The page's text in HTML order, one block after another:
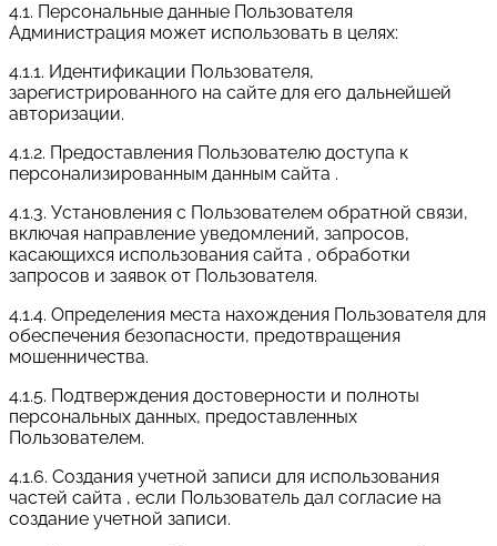
4.1. Персональные данные Пользователя
Администрация может использовать в целях:
4.1.1. Идентификации Пользователя,
зарегистрированного на сайте для его дальнейшей
авторизации.
4.1.2. Предоставления Пользователю доступа к
персонализированным данным сайта .
4.1.3. Установления с Пользователем обратной связи,
включая направление уведомлений, запросов,
касающихся использования сайта , обработки
запросов и заявок от Пользователя.
4.1.4. Определения места нахождения Пользователя для
обеспечения безопасности, предотвращения
мошенничества.
4.1.5. Подтверждения достоверности и полноты
персональных данных, предоставленных
Пользователем.
4.1.6. Создания учетной записи для использования
частей сайта , если Пользователь дал согласие на
создание учетной записи.